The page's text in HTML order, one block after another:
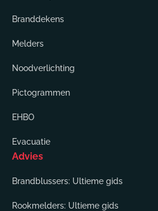
Branddekens
Melders
Noodverlichting
Pictogrammen
EHBO
Evacuatie
Advies
Brandblussers: Ultieme gids
Rookmelders: Ultieme gids